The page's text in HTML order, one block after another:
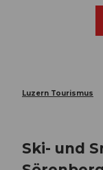
Luzern Tourismus
Ski- und